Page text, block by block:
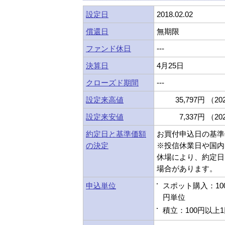
設定日
2018.02.02
償還日
無期限
ファンド休日
---
決算日
4月25日
クローズド期間
---
設定来高値
35,797円 （
設定来安値
7,337円 （
約定日と基準価額
の決定
お買付申込日の基
※投信休業日や国
休場により、約定
場合があります。
申込単位
スポット購入：
円単位
積立：100円以上